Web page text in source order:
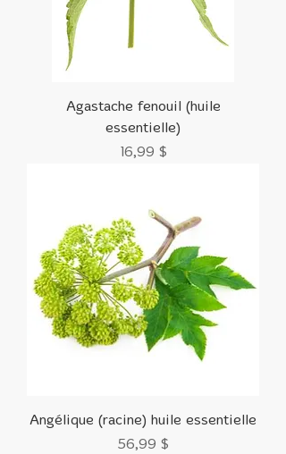
Agastache fenouil (huile
essentielle)
Prix
16,99 $
Angélique (racine) huile essentielle
Prix
56,99 $